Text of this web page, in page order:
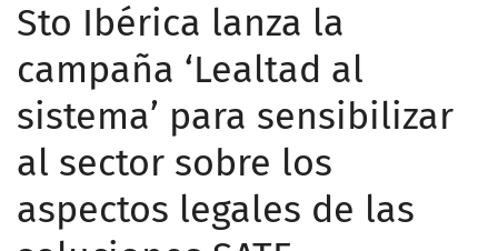
Sto Ibérica lanza la
campaña ‘Lealtad al
sistema’ para sensibilizar
al sector sobre los
aspectos legales de las